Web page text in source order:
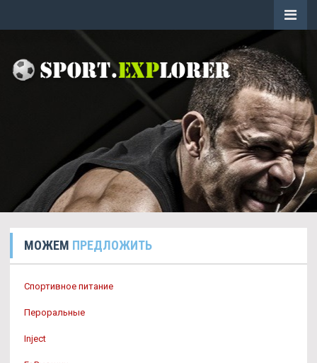
МОЖЕМ ПРЕДЛОЖИТЬ
Спортивное питание
Пероральные
Inject